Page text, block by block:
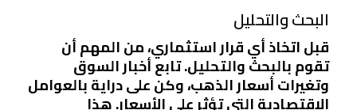
البحث والتحليل
قبل اتخاذ أي قرار استثماري، من المهم أن
تقوم بالبحث والتحليل. تابع أخبار السوق
وتغيرات أسعار الذهب، وكن على دراية بالعوامل
الاقتصادية التي تؤثر على الأسعار. هذا